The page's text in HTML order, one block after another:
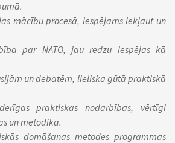
mācību procesā, iespējams iekļaut un
par NATO, jau redzu iespējas kā
un debatēm, lieliska gūtā praktiskā
praktiskas nodarbības, vērtīgi
un metodika.
domāšanas metodes programmas